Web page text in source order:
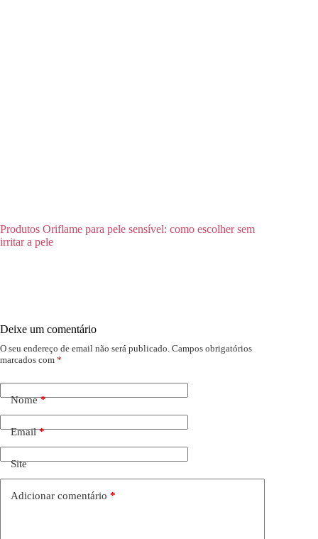
Produtos Oriflame para pele sensível: como escolher sem
irritar a pele
Deixe um comentário
O seu endereço de email não será publicado. Campos obrigatórios
marcados com *
Nome*
Email*
Site
Adicionar comentário *